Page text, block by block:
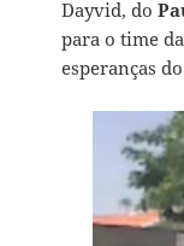
Dayvid, do
para o time
esperanças